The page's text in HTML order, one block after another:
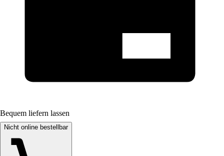
Bequem liefern lassen
Nicht online bestellbar